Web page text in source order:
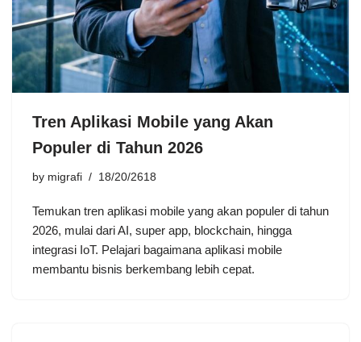
Tren Aplikasi Mobile yang Akan
Populer di Tahun 2026
by migrafi 18/20/2618
Temukan tren aplikasi mobile yang akan populer di tahun
2026, mulai dari AI, super app, blockchain, hingga
integrasi IoT. Pelajari bagaimana aplikasi mobile
membantu bisnis berkembang lebih cepat.